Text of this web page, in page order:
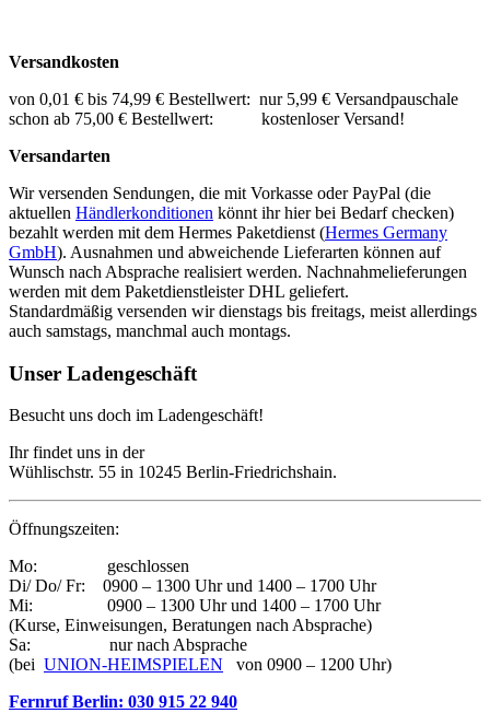
Versandkosten
von 0,01 € bis 74,99 € Bestellwert: nur 5,99 € Versandpauschale
schon ab 75,00 € Bestellwert: kostenloser Versand!
Versandarten
Wir versenden Sendungen, die mit Vorkasse oder PayPal (die
aktuellen Händlerkonditionen könnt ihr hier bei Bedarf checken)
bezahlt werden mit dem Hermes Paketdienst (Hermes Germany
GmbH). Ausnahmen und abweichende Lieferarten können auf
Wunsch nach Absprache realisiert werden. Nachnahmelieferungen
werden mit dem Paketdienstleister DHL geliefert.
Standardmäßig versenden wir dienstags bis freitags, meist allerdings
auch samstags, manchmal auch montags.
Unser Ladengeschäft
Besucht uns doch im Ladengeschäft!
Ihr findet uns in der
Wühlischstr. 55 in 10245 Berlin-Friedrichshain.
Öffnungszeiten:
Mo: geschlossen
Di/ Do/ Fr: 0900 – 1300 Uhr und 1400 – 1700 Uhr
Mi: 0900 – 1300 Uhr und 1400 – 1700 Uhr
(Kurse, Einweisungen, Beratungen nach Absprache)
Sa: nur nach Absprache
(bei UNION-HEIMSPIELEN von 0900 – 1200 Uhr)
Fernruf Berlin: 030 915 22 940